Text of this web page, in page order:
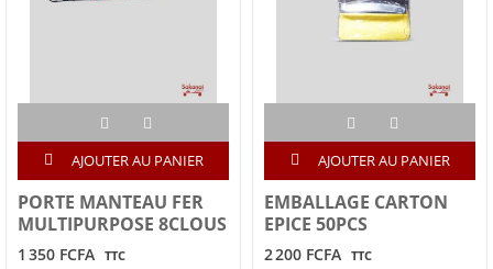
AJOUTER AU PANIER
PORTE MANTEAU FER
MULTIPURPOSE 8CLOUS
1 350 FCFA TTC
AJOUTER AU PANIER
EMBALLAGE CARTON
EPICE 50PCS
2 200 FCFA TTC